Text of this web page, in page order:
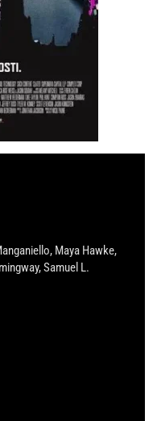
, Maya Hawke,
,Samuel L.